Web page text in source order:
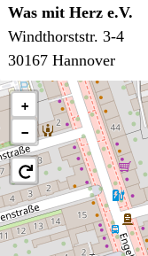
Was mit Herz e.V.
Windthorststr. 3-4
30167 Hannover
+
−